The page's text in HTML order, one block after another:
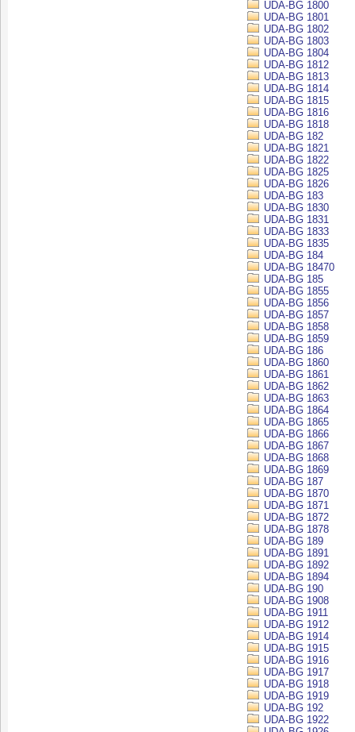
UDA-BG 1800
UDA-BG 1801
UDA-BG 1802
UDA-BG 1803
UDA-BG 1804
UDA-BG 1812
UDA-BG 1813
UDA-BG 1814
UDA-BG 1815
UDA-BG 1816
UDA-BG 1818
UDA-BG 182
UDA-BG 1821
UDA-BG 1822
UDA-BG 1825
UDA-BG 1826
UDA-BG 183
UDA-BG 1830
UDA-BG 1831
UDA-BG 1833
UDA-BG 1835
UDA-BG 184
UDA-BG 18470
UDA-BG 185
UDA-BG 1855
UDA-BG 1856
UDA-BG 1857
UDA-BG 1858
UDA-BG 1859
UDA-BG 186
UDA-BG 1860
UDA-BG 1861
UDA-BG 1862
UDA-BG 1863
UDA-BG 1864
UDA-BG 1865
UDA-BG 1866
UDA-BG 1867
UDA-BG 1868
UDA-BG 1869
UDA-BG 187
UDA-BG 1870
UDA-BG 1871
UDA-BG 1872
UDA-BG 1878
UDA-BG 189
UDA-BG 1891
UDA-BG 1892
UDA-BG 1894
UDA-BG 190
UDA-BG 1908
UDA-BG 1911
UDA-BG 1912
UDA-BG 1914
UDA-BG 1915
UDA-BG 1916
UDA-BG 1917
UDA-BG 1918
UDA-BG 1919
UDA-BG 192
UDA-BG 1922